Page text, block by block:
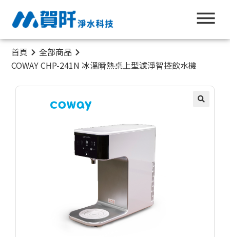
首頁
全部商品
COWAY CHP-241N 冰溫瞬熱桌上型濾淨智控飲水機